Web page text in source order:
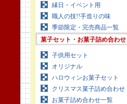
縁日・イベント用
職人の技!!手造りの味
季節限定・完売商品一覧
菓子セット・お菓子詰め合わせ
子供用セット
オリジナル
ハロウィンお菓子セット
クリスマス菓子詰め合わせ
お菓子詰め合わせ一覧